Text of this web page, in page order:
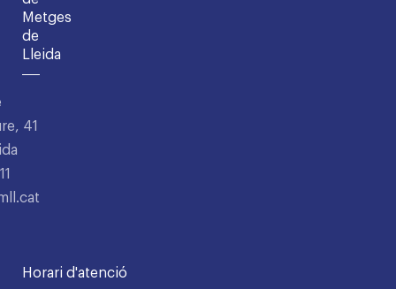
Metges
de
Lleida
41
Horari d'atenció